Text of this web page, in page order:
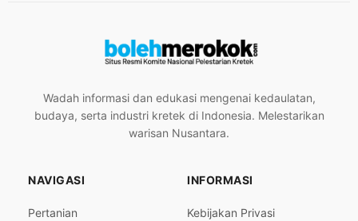
Wadah informasi dan edukasi mengenai kedaulatan,
budaya, serta industri kretek di Indonesia. Melestarikan
warisan Nusantara.
NAVIGASI
Pertanian
INFORMASI
Kebijakan Privasi